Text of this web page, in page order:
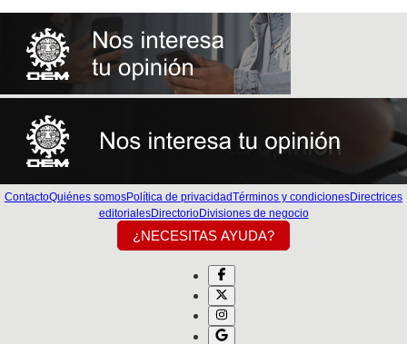
ContactoQuiénes somosPolítica de privacidadTérminos y condicionesDirectrices
editorialesDirectorioDivisiones de negocio
¿NECESITAS AYUDA?